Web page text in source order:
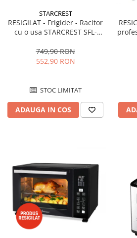
STARCREST
RESIGILAT - Frigider - Racitor
cu o usa STARCREST SFL-
92L, Iluminare interioara,H 83
cm, Alb
749,90 RON
552,90 RON
STOC LIMITAT
ADAUGA IN COS